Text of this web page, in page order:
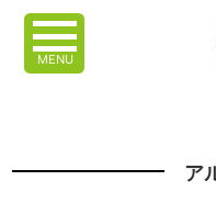
MENU
ア